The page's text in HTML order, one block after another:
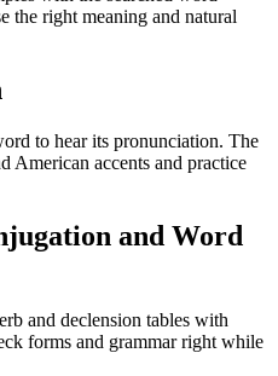
right meaning and natural
to hear its pronunciation. The
American accents and practice
and Word
and declension tables with
forms and grammar right while